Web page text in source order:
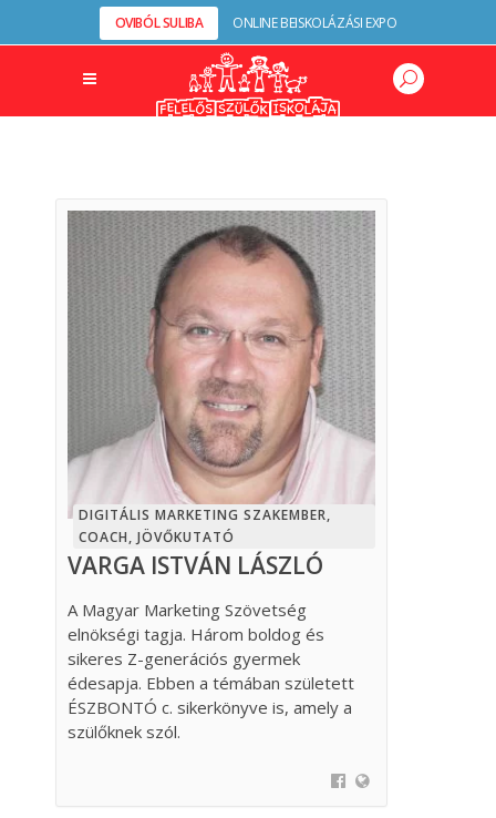
OVIBÓL SULIBA ONLINE BEISKOLÁZÁSI EXPO
DIGITÁLIS MARKETING SZAKEMBER,
COACH, JÖVŐKUTATÓ
VARGA ISTVÁN LÁSZLÓ
A Magyar Marketing Szövetség
elnökségi tagja. Három boldog és
sikeres Z-generációs gyermek
édesapja. Ebben a témában született
ÉSZBONTÓ c. sikerkönyve is, amely a
szülőknek szól.